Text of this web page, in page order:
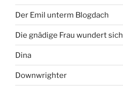
Der Emil unterm Blogdach
Die gnädige Frau wundert sich
Dina
Downwrighter